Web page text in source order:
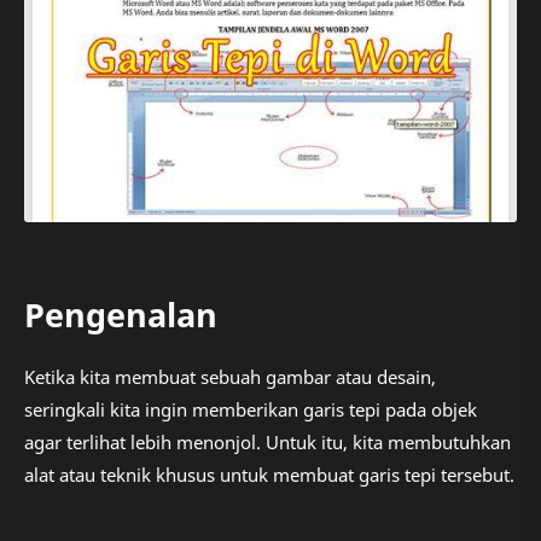
Pengenalan
Ketika kita membuat sebuah gambar atau desain,
seringkali kita ingin memberikan garis tepi pada objek
agar terlihat lebih menonjol. Untuk itu, kita membutuhkan
alat atau teknik khusus untuk membuat garis tepi tersebut.